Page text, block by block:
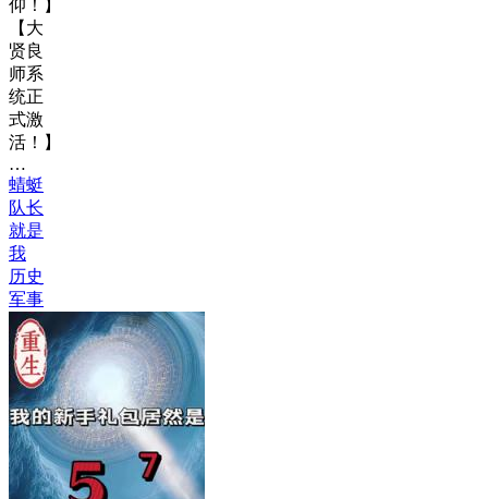
仰！】
【大
贤良
师系
统正
式激
活！】
…
蜻蜓
队长
就是
我
历史
军事